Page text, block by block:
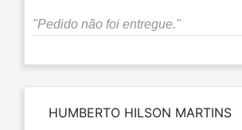
"Pedido não foi entregue."
HUMBERTO HILSON MARTINS